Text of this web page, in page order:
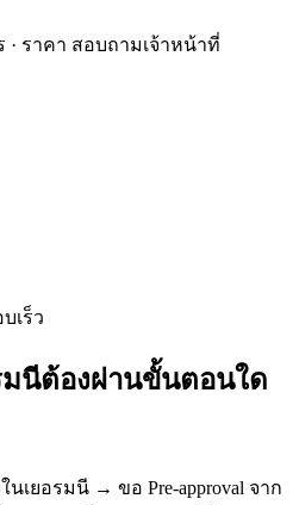
· ราคา สอบถามเจ้าหน้าที่
เร็ว
มนีต้องผ่านขั้นตอนใด
นเยอรมนี → ขอ Pre-approval จาก